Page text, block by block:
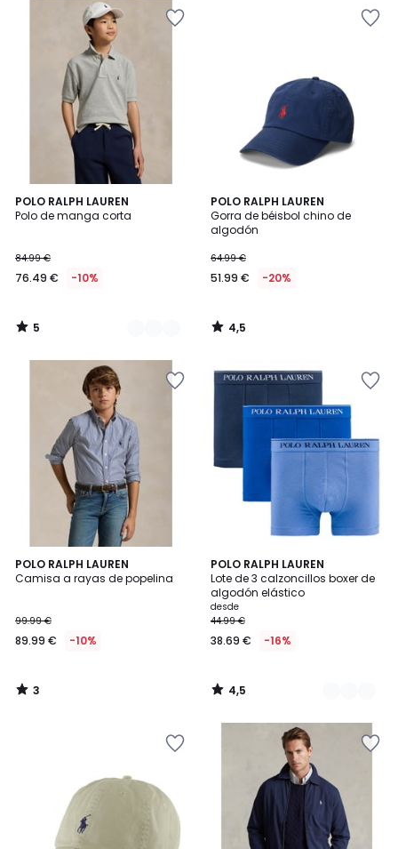
POLO RALPH LAUREN
Polo de manga corta
84.99 €
76.49 € -10%
5
/
3
Colores
5
/
POLO RALPH LAUREN
Gorra de béisbol chino de
algodón
64.99 €
51.99 € -20%
4,5
/ 5
4,5
/
POLO RALPH LAUREN
Camisa a rayas de popelina
99.99 €
89.99 € -10%
3
/
3
/
POLO RALPH LAUREN
Lote de 3 calzoncillos boxer de
algodón elástico
desde
44.99 €
38.69 € -16%
4,5
/ 5
3
Colores
4,5
/